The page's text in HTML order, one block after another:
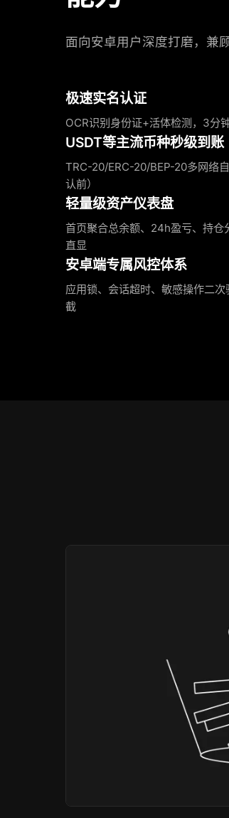
面向安卓用户深度打磨，兼
极速实名认证
OCR识别身份证+活体检测，3分
USDT等主流币种秒级到账
TRC-20/ERC-20/BEP-20多网络
认前）
轻量级资产仪表盘
首页聚合总余额、24h盈亏、持仓
直显
安卓端专属风控体系
应用锁、会话超时、敏感操作二
截